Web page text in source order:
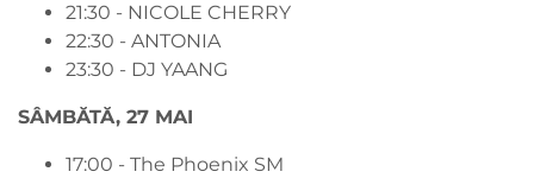
21:30 - NICOLE CHERRY
22:30 - ANTONIA
23:30 - DJ YAANG
SÂMBĂTĂ, 27 MAI
17:00 - The Phoenix SM